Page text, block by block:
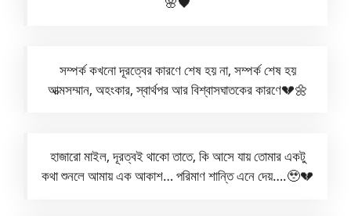
সম্পর্ক কখনো দূরত্বের কারণে শেষ হয় না, সম্পর্ক শেষ হয়
আত্মসম্মান, অহংকার, স্বার্থপর আর বিশ্বাসঘাতকের কা‌রণে💔🌼
হাজারো মাইল, দূরত্বই থাকো তাতে, কি আসে যায় তোমার একটু
কথা শুনলে আমায় এক আকাশ… পরিমাণ শান্তি এনে দেয়….🥹💔